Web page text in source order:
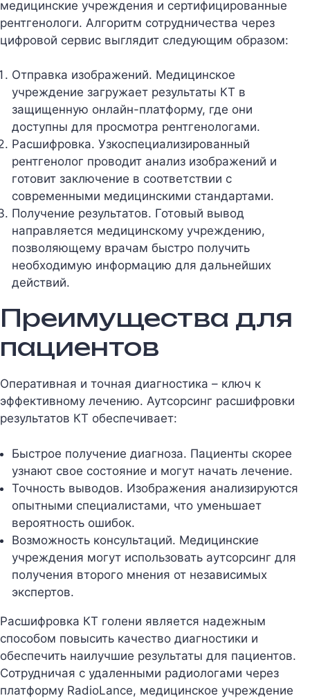
медицинские учреждения и сертифицированные
рентгенологи. Алгоритм сотрудничества через
цифровой сервис выглядит следующим образом:
Отправка изображений. Медицинское
учреждение загружает результаты КТ в
защищенную онлайн-платформу, где они
доступны для просмотра рентгенологами.
Расшифровка. Узкоспециализированный
рентгенолог проводит анализ изображений и
готовит заключение в соответствии с
современными медицинскими стандартами.
Получение результатов. Готовый вывод
направляется медицинскому учреждению,
позволяющему врачам быстро получить
необходимую информацию для дальнейших
действий.
Преимущества для
пациентов
Оперативная и точная диагностика – ключ к
эффективному лечению. Аутсорсинг расшифровки
результатов КТ обеспечивает:
Быстрое получение диагноза. Пациенты скорее
узнают свое состояние и могут начать лечение.
Точность выводов. Изображения анализируются
опытными специалистами, что уменьшает
вероятность ошибок.
Возможность консультаций. Медицинские
учреждения могут использовать аутсорсинг для
получения второго мнения от независимых
экспертов.
Расшифровка КТ голени является надежным
способом повысить качество диагностики и
обеспечить наилучшие результаты для пациентов.
Сотрудничая с удаленными радиологами через
платформу RadioLance, медицинское учреждение